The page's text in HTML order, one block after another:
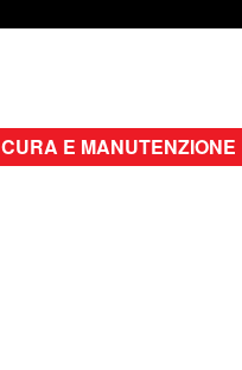
CURA E MANUTENZIONE